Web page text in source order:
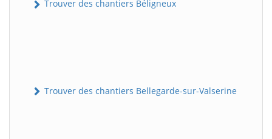
Trouver des chantiers Béligneux
Trouver des chantiers Bellegarde-sur-Valserine